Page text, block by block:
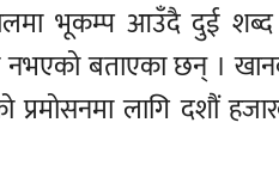
भूकम्प आउँदै दुई शब्द
बताएका छन् ।
प्रमोसनमा लागि दशौं